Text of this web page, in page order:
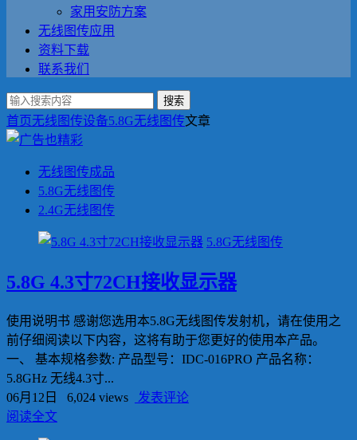
家用安防方案
无线图传应用
资料下载
联系我们
搜索
首页无线图传设备5.8G无线图传文章
无线图传成品
5.8G无线图传
2.4G无线图传
5.8G无线图传
5.8G 4.3寸72CH接收显示器
使用说明书 感谢您选用本5.8G无线图传发射机，请在使用之
前仔细阅读以下内容，这将有助于您更好的使用本产品。
一、 基本规格参数: 产品型号：IDC-016PRO 产品名称：
5.8GHz 无线4.3寸...
06月12日
6,024 views
发表评论
阅读全文